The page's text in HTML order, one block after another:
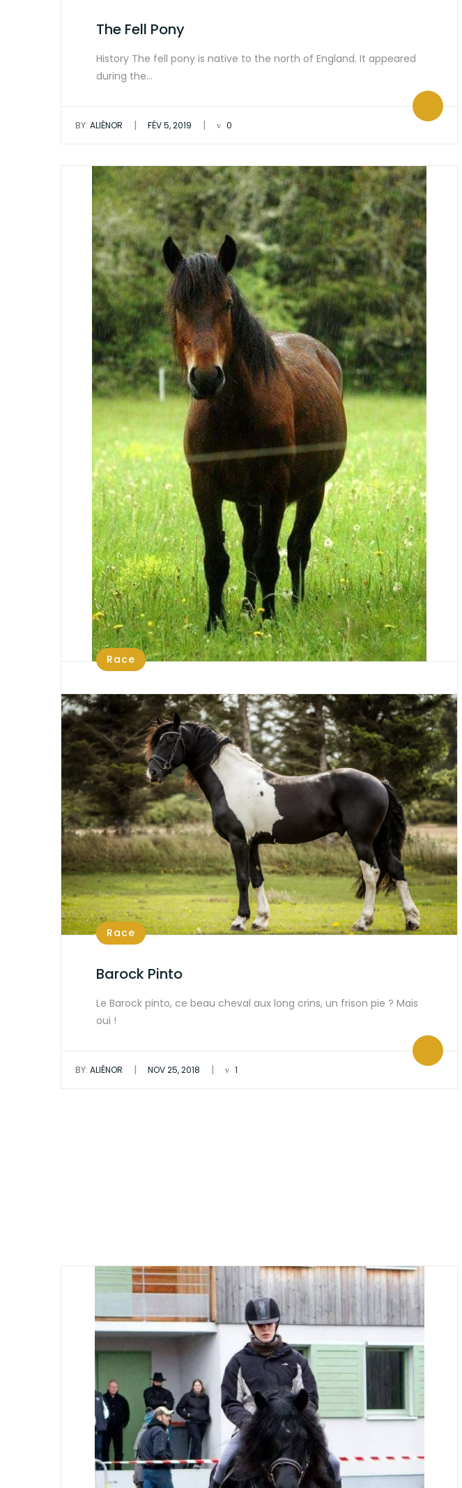
The Fell Pony
History The fell pony is native to the north of England. It appeared
during the…
BY: ALIÉNOR | FÉV 5, 2019 | 0
Race
Le cheval du Vercors de Barraquand
Un petit cheval de montagne rustique et fort. Dans cet article je
vous présente cette race qu’est le cheval du Vercors de
Barraquand.
BY:ALIÉNOR |DÉC 2, 2018| 0
Race
Barock Pinto
Le Barock pinto, ce beau cheval aux long crins, un frison pie ? Mais
oui !
BY: ALIÉNOR | NOV 25, 2018 | 1